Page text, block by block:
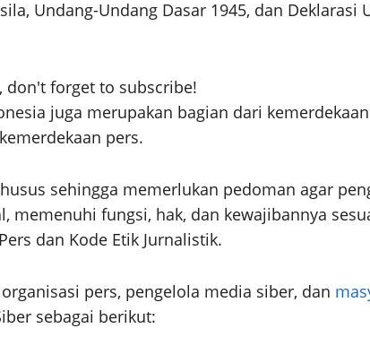
Undang-Undang Dasar 1945, dan Deklarasi
don't forget to subscribe!
juga merupakan bagian dari
pers.
sehingga memerlukan pedoman agar
memenuhi fungsi, hak, dan kewajibannya
dan Kode Etik Jurnalistik.
pers, pengelola media siber, dan
sebagai berikut: